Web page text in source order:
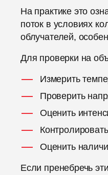
На практике это
поток в условиях
облучателей,
Для проверки на
Измерить
Проверить
Оценить
Оценить
Если пренебречь